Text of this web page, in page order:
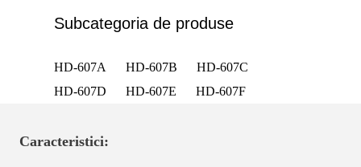
Subcategoria de produse
HD-607A HD-607B
HD-607C
HD-607D
HD-607E HD-607F
Caracteristici: